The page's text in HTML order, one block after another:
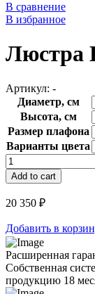
В сравнение
В избранное
Люстра
Артикул: -
Диаметр, см
Высота, см
Размер плафона
Варианты цвета
Люстра
BL88809,
6
+
6
quantity
Add to cart
20 350 ₽
Добавить в
Расширенная
Собственная
продукцию 18